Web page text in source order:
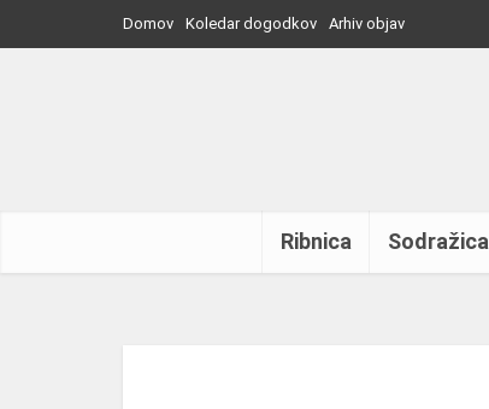
Domov Koledar dogodkov Arhiv objav
Ribnica Sodražica